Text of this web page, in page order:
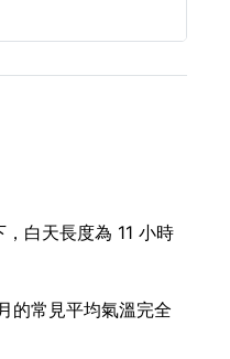
白天長度為 11 小時
的常見平均氣溫完全